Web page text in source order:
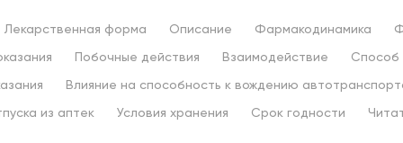
20 ₽
д. 162
Цена:
93,60 ₽
Лекарственная форма Описание Фармакодинамика
Побочные действия Взаимодействие Способ
Влияние на способность к вождению
из аптек
Условия хранения Срок годности